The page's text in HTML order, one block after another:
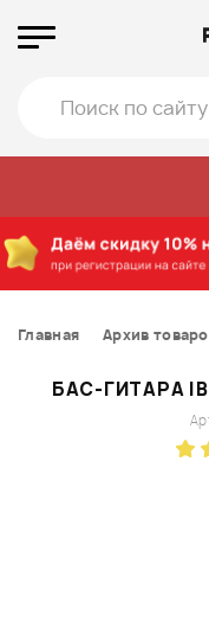
Главная Архив
БАС-ГИТАРА